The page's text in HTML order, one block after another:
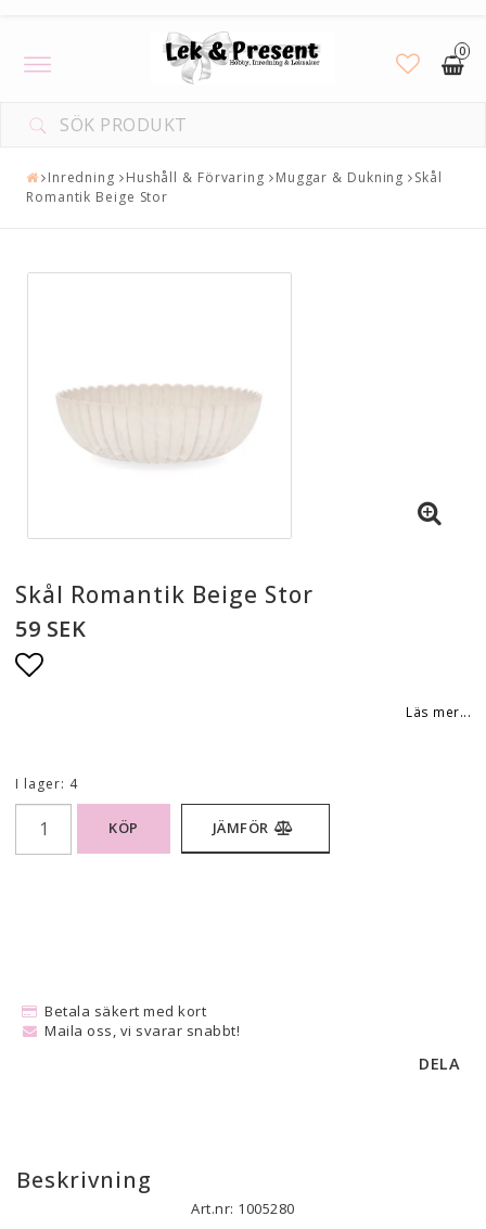
0
Toggle
navigation
Inredning Hushåll & Förvaring Muggar & Dukning
Skål
Romantik Beige Stor
Skål Romantik Beige Stor
59 SEK
Läs mer...
I lager: 4
KÖP JÄMFÖR
Betala säkert med kort
Maila oss, vi svarar snabbt!
DELA
Beskrivning
Art.nr: 1005280